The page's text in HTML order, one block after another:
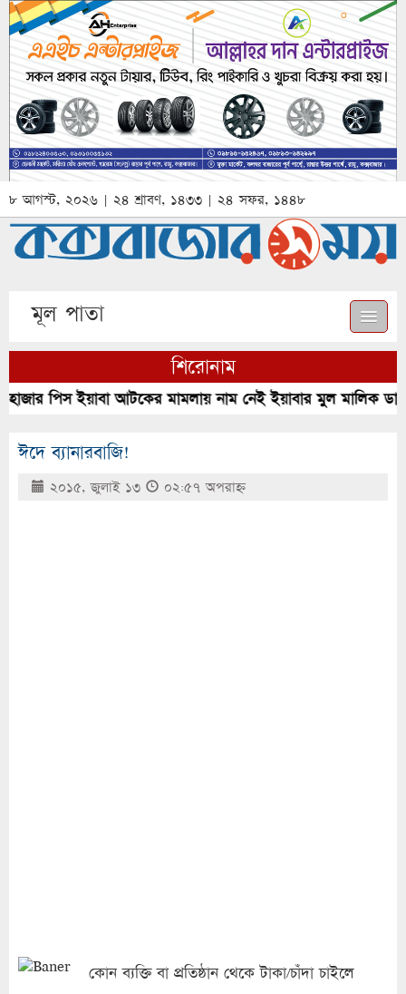
৮ আগস্ট, ২০২৬ | ২৪ শ্রাবণ, ১৪৩৩ | ২৪ সফর, ১৪৪৮
মূল পাতা
শিরোনাম
পিস ইয়াবা আটকের মামলায় নাম নেই ইয়াবার মুল মালিক
ঈদে ব্যানারবাজি!
২০১৫, জুলাই ১৩ ০২:৫৭ অপরাহ্ণ
কোন ব্যক্তি বা প্রতিষ্ঠান থেকে টাকা/চাঁদা চাইলে